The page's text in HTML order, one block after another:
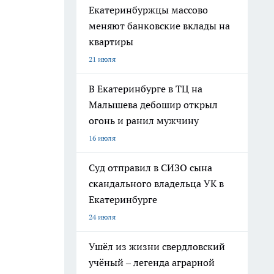
Екатеринбуржцы массово
меняют банковские вклады на
квартиры
21 июля
В Екатеринбурге в ТЦ на
Малышева дебошир открыл
огонь и ранил мужчину
16 июля
Суд отправил в СИЗО сына
скандального владельца УК в
Екатеринбурге
24 июля
Ушёл из жизни свердловский
учёный – легенда аграрной